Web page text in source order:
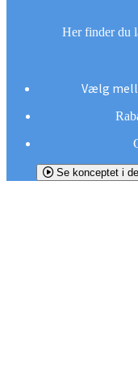
Her finder du
Vælg
Se konceptet i